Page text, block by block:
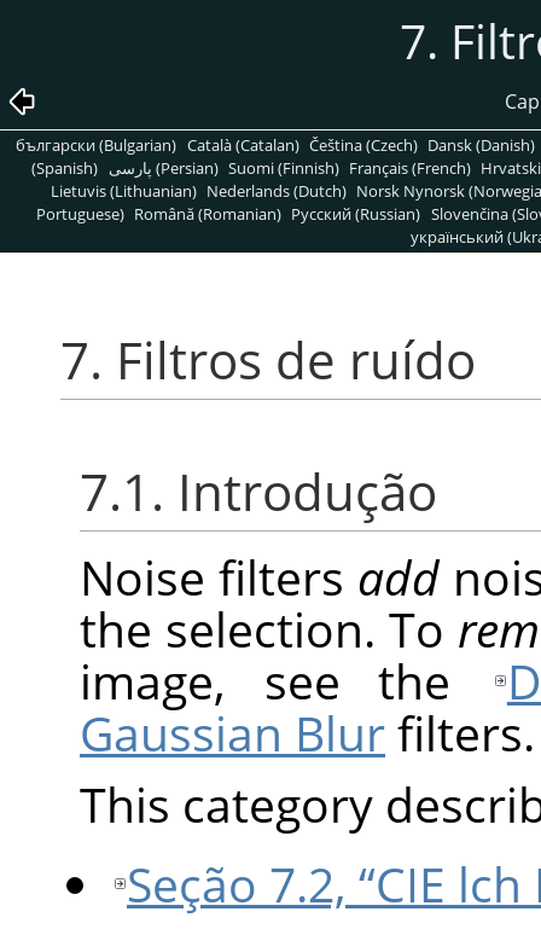
7.
български (Bulgarian) Català (Catalan) Čeština (Czech) Dansk (Danish)
(Spanish)
پارسی (Persian) Suomi (Finnish) Français (French)
Lietuvis (Lithuanian) Nederlands (Dutch) Norsk Nynorsk
Portuguese) Română (Romanian) Pусский (Russian) Slovenčina
український
7. Filtros de ruído
7.1. Introdução
Noise filters add
the selection. To
image, see the
Gaussian Blurfilters.
This category
Seção 7.2, “CIE lch